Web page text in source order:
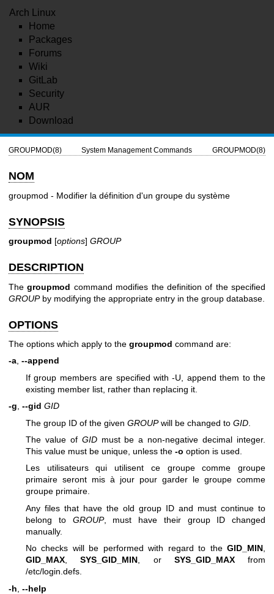
Arch Linux
Home
Packages
Forums
Wiki
GitLab
Security
AUR
Download
GROUPMOD(8) System Management Commands GROUPMOD(8)
NOM
groupmod - Modifier la définition d'un groupe du système
SYNOPSIS
groupmod [options] GROUP
DESCRIPTION
Thegroupmod command modifies the definition of the specified
GROUPby modifying the appropriate entry in the group database.
OPTIONS
The options which apply to the groupmod command are:
-a, --append
If group members are specified with -U, append them to the
existing member list, rather than replacing it.
-g --gid GID
The group ID of the given GROUPwill be changed to GID
The value of GIDmust be a non-negative decimal integer.
This value must be unique, unless the -o option is used.
Les utilisateurs qui utilisent ce groupe comme groupe
primaire seront mis à jour pour garder le groupe comme
groupe primaire.
Any files that have the old group ID and must continue to
belong to GROUP, must have their group ID changed
manually.
No checks will be performed with regard to the GID_MIN
GID_MAX ,SYS_GID_MIN , or SYS_GID_MAXfrom
/etc/login.defs.
-h --help